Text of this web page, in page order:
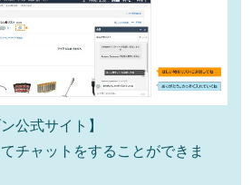
公式サイト】
チャットをすることができま